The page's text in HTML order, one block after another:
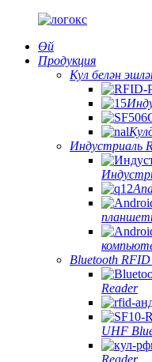
Өй
Продукция
Кул белән
Индустриаль
Bluetooth
Reader
UHF
Reader